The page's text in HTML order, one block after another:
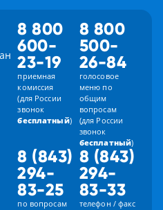
8 800
600-
23-19
приемная
комиссия
(для России
звонок
бесплатный)
8 800
500-
26-84
голосовое
меню по
общим
вопросам
(для России
звонок
бесплатный)
8 (843)
294-
83-25
по вопросам
8 (843)
294-
83-33
телефон / факс